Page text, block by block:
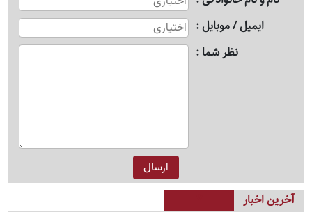
ایمیل / موبایل
نظر شما
آخرین اخبار